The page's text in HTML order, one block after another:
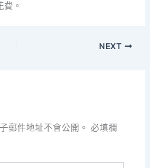
。
NEXT
郵件地址不會公開。 必填欄